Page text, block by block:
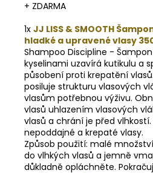
+ ZDARMA
1x JJ LISS & SMOOTH
hladké a upravené vlasy
Shampoo Discipline -
kyselinami uzavírá kutikulu a
působení proti krepatění
posiluje strukturu vlasových
vlasům potřebnou výživu.
vlasů uhlazením vlasových
vlasů a chrání je před
nepoddajné a krepaté vlasy.
Způsob použití: malé
do vlhkých vlasů a jemně
důkladně opláchněte.